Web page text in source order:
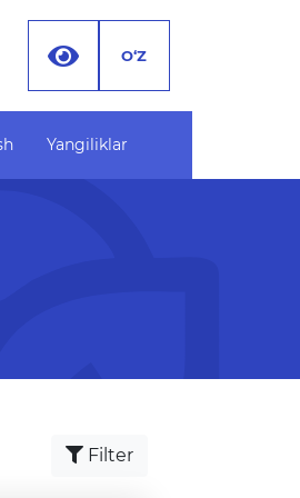
idoraviy
O‘Z
Yangiliklar
Filter